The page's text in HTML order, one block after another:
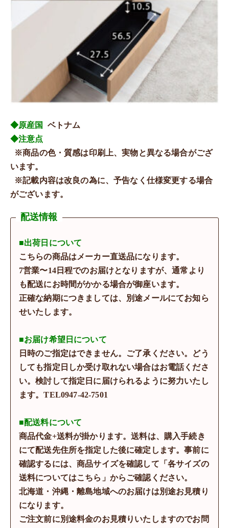
◆原産国
ベトナム
◆注意点
※商品の色・質感は印刷上、実物と異なる場合がござ
います。
※記載内容は改良の為に、予告なく仕様変更する場合
がございます。
配送情報
■出荷日について
こちらの商品はメーカー直送品になります。
7営業〜14日程でのお届けとなりますが、通常より
も配送にお時間がかかる場合が御座います。
正確な納期につきましては、別途メールにてお知ら
せいたします。
■お届け希望日について
日時のご指定はできません。ご了承ください。どう
しても指定日しか受け取れない場合はお電話くださ
い。検討して指定日に届けられるように努力いたし
ます。TEL0947-42-7501
■配送料について
商品代金+送料が掛かります。送料は、購入手続き
にて配送先住所を指定した後に確定します。事前に
確認するには、商品サイズを確認して「各サイズの
送料についてはこちら」からご確認ください。
北海道・沖縄・離島地域へのお届けは別途お見積り
になります。
ご注文前に別途料金のお見積りいたしますのでお問